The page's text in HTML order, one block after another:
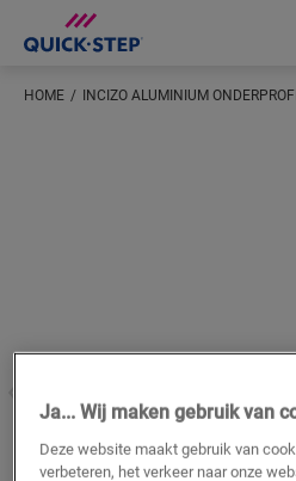
HOME INCIZO ALUMINIUM
Ja... Wij maken gebruik van
Deze website maakt gebruik van
verbeteren, het verkeer naar onze